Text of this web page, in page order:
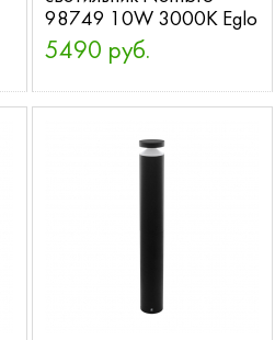
98749 10W 3000K Eglo
5490 руб.